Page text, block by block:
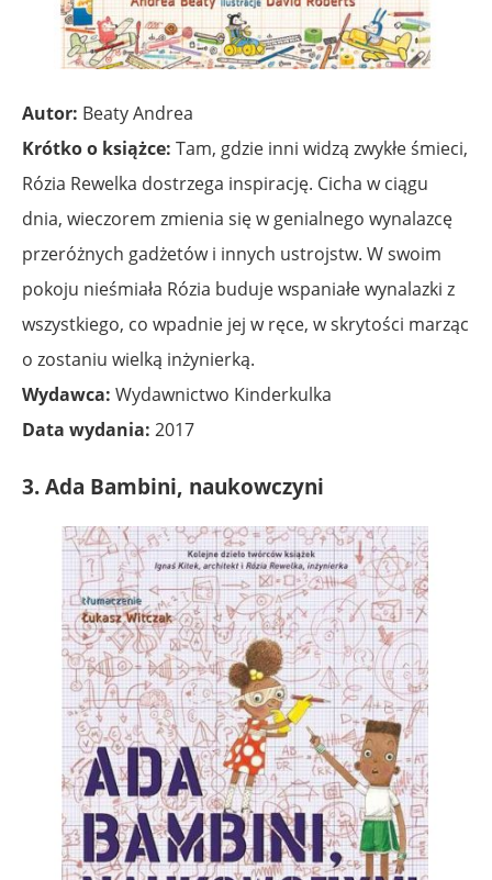
Autor: Beaty Andrea
Krótko o książce: Tam, gdzie inni widzą zwykłe śmieci,
Rózia Rewelka dostrzega inspirację. Cicha w ciągu
dnia, wieczorem zmienia się w genialnego wynalazcę
przeróżnych gadżetów i innych ustrojstw. W swoim
pokoju nieśmiała Rózia buduje wspaniałe wynalazki z
wszystkiego, co wpadnie jej w ręce, w skrytości marząc
o zostaniu wielką inżynierką.
Wydawca: Wydawnictwo Kinderkulka
Data wydania: 2017
3. Ada Bambini, naukowczyni